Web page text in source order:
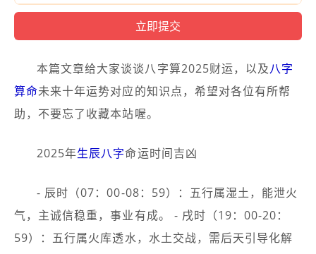
本篇文章给大家谈谈八字算2025财运，以及八字
算命未来十年运势对应的知识点，希望对各位有所帮
助，不要忘了收藏本站喔。
2025年生辰八字命运时间吉凶
- 辰时（07：00-08：59）：五行属湿土，能泄火
气，主诚信稳重，事业有成。 - 戌时（19：00-20：
59）：五行属火库透水，水土交战，需后天引导化解